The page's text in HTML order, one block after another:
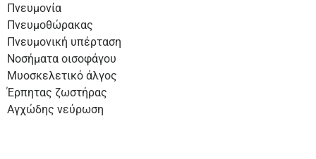
Πνευμονία
Πνευμοθώρακας
Πνευμονική υπέρταση
Νοσήματα οισοφάγου
Μυοσκελετικό άλγος
Έρπητας ζωστήρας
Αγχώδης νεύρωση